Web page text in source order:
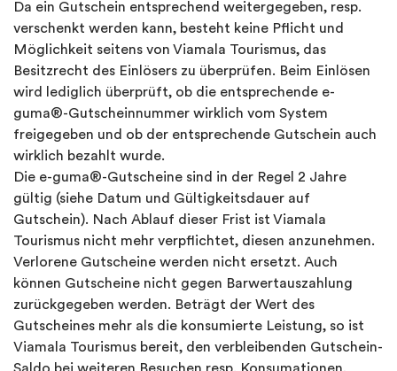
Da ein Gutschein entsprechend weitergegeben, resp.
verschenkt werden kann, besteht keine Pflicht und
Möglichkeit seitens von Viamala Tourismus, das
Besitzrecht des Einlösers zu überprüfen. Beim Einlösen
wird lediglich überprüft, ob die entsprechende e-
guma®-Gutscheinnummer wirklich vom System
freigegeben und ob der entsprechende Gutschein auch
wirklich bezahlt wurde.
Die e-guma®-Gutscheine sind in der Regel 2 Jahre
gültig (siehe Datum und Gültigkeitsdauer auf
Gutschein). Nach Ablauf dieser Frist ist Viamala
Tourismus nicht mehr verpflichtet, diesen anzunehmen.
Verlorene Gutscheine werden nicht ersetzt. Auch
können Gutscheine nicht gegen Barwertauszahlung
zurückgegeben werden. Beträgt der Wert des
Gutscheines mehr als die konsumierte Leistung, so ist
Viamala Tourismus bereit, den verbleibenden Gutschein-